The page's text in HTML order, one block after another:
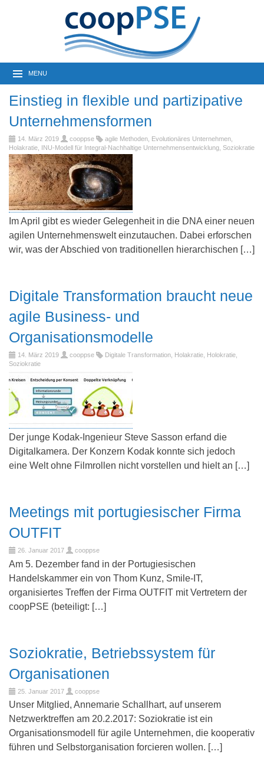
MENU
Einstieg in flexible und partizipative
Unternehmensformen
14. März 2019 cooppse agile Methoden Evolutionäres Unternehmen
Holakratie INU-Modell für Integral-Nachhaltige Unternehmensentwicklung Soziokratie
Im April gibt es wieder Gelegenheit in die DNA einer neuen
agilen Unternehmenswelt einzutauchen. Dabei erforschen
wir, was der Abschied von traditionellen hierarchischen […]
Digitale Transformation braucht neue
agile Business- und
Organisationsmodelle
14. März 2019 cooppse Digitale Transformation Holakratie Holokratie
Soziokratie
Der junge Kodak-Ingenieur Steve Sasson erfand die
Digitalkamera. Der Konzern Kodak konnte sich jedoch
eine Welt ohne Filmrollen nicht vorstellen und hielt an […]
Meetings mit portugiesischer Firma
OUTFIT
26. Januar 2017 cooppse
Am 5. Dezember fand in der Portugiesischen
Handelskammer ein von Thom Kunz, Smile-IT,
organisiertes Treffen der Firma OUTFIT mit Vertretern der
coopPSE (beteiligt: […]
Soziokratie, Betriebssystem für
Organisationen
25. Januar 2017 cooppse
Unser Mitglied, Annemarie Schallhart, auf unserem
Netzwerktreffen am 20.2.2017: Soziokratie ist ein
Organisationsmodell für agile Unternehmen, die kooperativ
führen und Selbstorganisation forcieren wollen. […]